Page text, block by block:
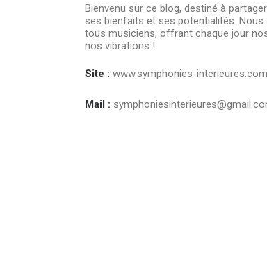
Bienvenu sur ce blog, destiné à
ses bienfaits et ses potentialités. Nous
tous musiciens, offrant chaque jour
nos vibrations !
Site : www.symphonies-interieures.com
Mail :